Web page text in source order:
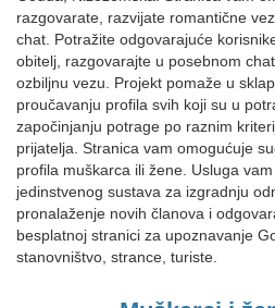
razgovarate, razvijate romantične
chat. Potražite odgovarajuće
obitelj, razgovarajte u posebnom
ozbiljnu vezu. Projekt pomaže u
proučavanju profila svih koji su u
započinjanju potrage po raznim
prijatelja. Stranica vam omogućuje
profila muškarca ili žene. Usluga
jedinstvenog sustava za izgradnju
pronalaženje novih članova i
besplatnoj stranici za upoznavanje
stanovništvo, strance, turiste.